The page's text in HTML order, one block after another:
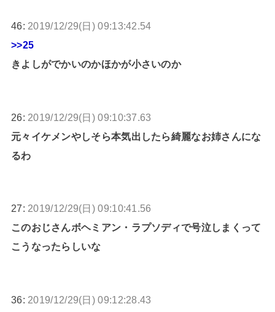
46: 2019/12/29(日) 09:13:42.54
>>25
きよしがでかいのかほかが小さいのか
26: 2019/12/29(日) 09:10:37.63
元々イケメンやしそら本気出したら綺麗なお姉さんにな
るわ
27: 2019/12/29(日) 09:10:41.56
このおじさんボヘミアン・ラプソディで号泣しまくって
こうなったらしいな
36: 2019/12/29(日) 09:12:28.43